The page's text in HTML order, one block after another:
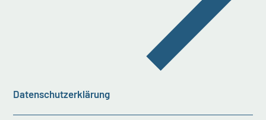
Datenschutzerklärung